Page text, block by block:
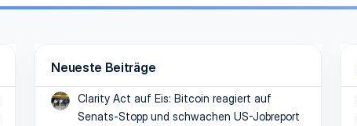
Neueste Beiträge
Clarity Act auf Eis: Bitcoin reagiert auf
Senats-Stopp und schwachen US-Jobreport